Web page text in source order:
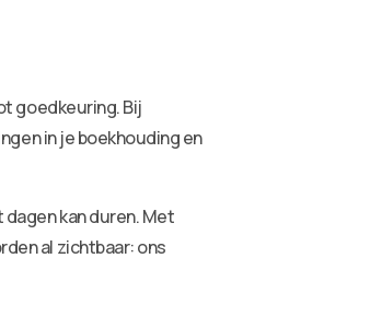
goedkeuring. Bij
in je boekhouding en
kan duren. Met
al zichtbaar: ons